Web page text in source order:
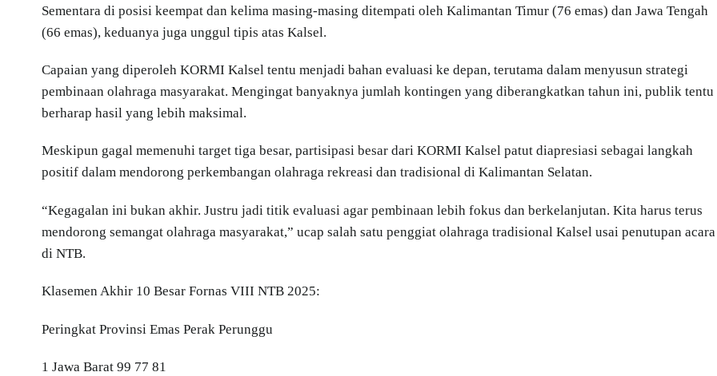
Sementara di posisi keempat dan kelima masing-masing ditempati oleh Kalimantan Timur (76 emas) dan Jawa Tengah
(66 emas), keduanya juga unggul tipis atas Kalsel.
Capaian yang diperoleh KORMI Kalsel tentu menjadi bahan evaluasi ke depan, terutama dalam menyusun strategi
pembinaan olahraga masyarakat. Mengingat banyaknya jumlah kontingen yang diberangkatkan tahun ini, publik tentu
berharap hasil yang lebih maksimal.
Meskipun gagal memenuhi target tiga besar, partisipasi besar dari KORMI Kalsel patut diapresiasi sebagai langkah
positif dalam mendorong perkembangan olahraga rekreasi dan tradisional di Kalimantan Selatan.
“Kegagalan ini bukan akhir. Justru jadi titik evaluasi agar pembinaan lebih fokus dan berkelanjutan. Kita harus terus
mendorong semangat olahraga masyarakat,” ucap salah satu penggiat olahraga tradisional Kalsel usai penutupan acara
di NTB.
Klasemen Akhir 10 Besar Fornas VIII NTB 2025:
Peringkat Provinsi Emas Perak Perunggu
1 Jawa Barat 99 77 81